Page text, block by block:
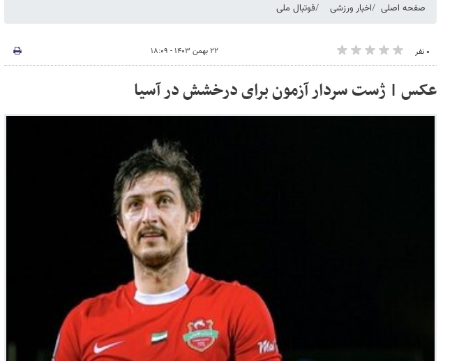
صفحه اصلی اخبار ورزشی فوتبال ملی
۰ نفر ۲۲ بهمن ۱۴۰۳ - ۱۸:۰۹
عکس | ژست سردار آزمون برای درخشش در آسیا